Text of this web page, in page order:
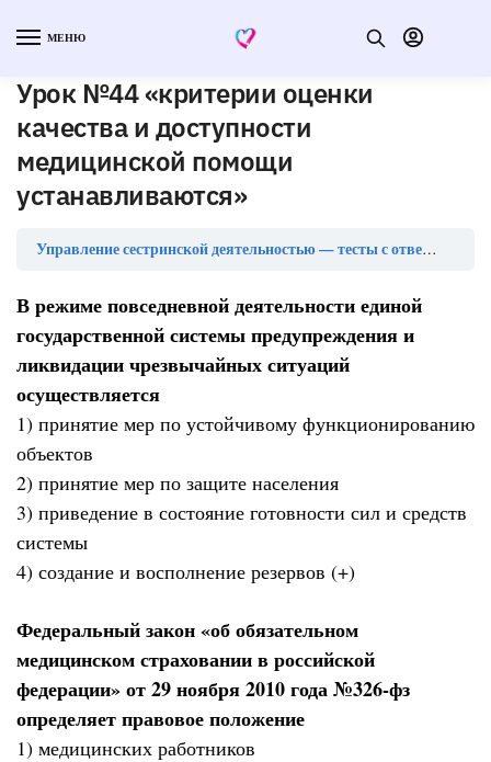
МЕНЮ
Урок №44 «критерии оценки
качества и доступности
медицинской помощи
устанавливаются»
Управление сестринской деятельностью — тесты с ответами
В режиме повседневной деятельности единой
государственной системы предупреждения и
ликвидации чрезвычайных ситуаций
осуществляется
1) принятие мер по устойчивому функционированию
объектов
2) принятие мер по защите населения
3) приведение в состояние готовности сил и средств
системы
4) создание и восполнение резервов (+)
Федеральный закон «об обязательном
медицинском страховании в российской
федерации» от 29 ноября 2010 года №326-фз
определяет правовое положение
1) медицинских работников